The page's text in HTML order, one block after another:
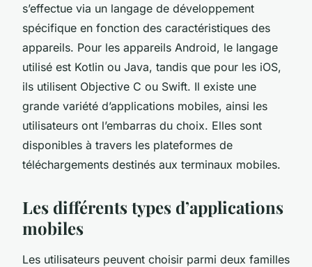
s’effectue via un langage de développement
spécifique en fonction des caractéristiques des
appareils. Pour les appareils Android, le langage
utilisé est Kotlin ou Java, tandis que pour les iOS,
ils utilisent Objective C ou Swift. Il existe une
grande variété d’applications mobiles, ainsi les
utilisateurs ont l’embarras du choix. Elles sont
disponibles à travers les plateformes de
téléchargements destinés aux terminaux mobiles.
Les différents types d’applications
mobiles
Les utilisateurs peuvent choisir parmi deux familles